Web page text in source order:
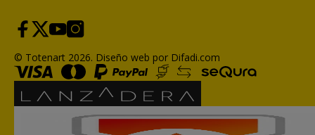
© Totenart 2026. Diseño web por Difadi.com